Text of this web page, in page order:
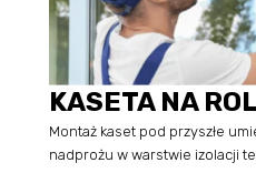
KASETA NA
Montaż kaset pod przyszłe
nadprożu w warstwie izolacji